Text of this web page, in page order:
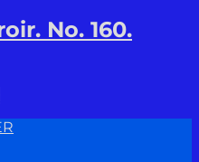
No. 160.